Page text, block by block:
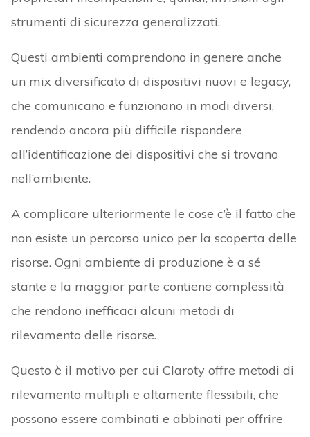
strumenti di sicurezza generalizzati.
Questi ambienti comprendono in genere anche
un mix diversificato di dispositivi nuovi e legacy,
che comunicano e funzionano in modi diversi,
rendendo ancora più difficile rispondere
all’identificazione dei dispositivi che si trovano
nell’ambiente.
A complicare ulteriormente le cose c’è il fatto che
non esiste un percorso unico per la scoperta delle
risorse. Ogni ambiente di produzione è a sé
stante e la maggior parte contiene complessità
che rendono inefficaci alcuni metodi di
rilevamento delle risorse.
Questo è il motivo per cui Claroty offre metodi di
rilevamento multipli e altamente flessibili, che
possono essere combinati e abbinati per offrire